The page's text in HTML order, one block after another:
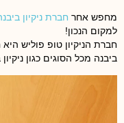
מחפש אחר חברת ניקיון
למקום הנכון!
חברת הניקיון טופ פוליש
ביבנה מכל הסוגים כגון